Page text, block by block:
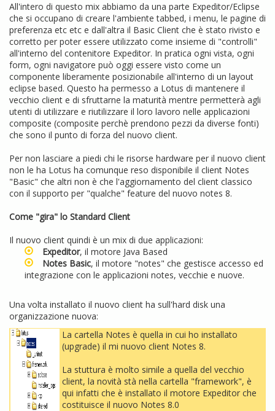
All'intero di questo mix abbiamo da una parte Expeditor/Eclipse
che si occupano di creare l'ambiente tabbed, i menu, le pagine di
preferenza etc etc e dall'altra il Basic Client che è stato rivisto e
corretto per poter essere utilizzato come insieme di "controlli"
all'interno del contenitore Expeditor. In pratica ogni vista, ogni
form, ogni navigatore può oggi essere visto come un
componente liberamente posizionabile all'interno di un layout
eclipse based. Questo ha permesso a Lotus di mantenere il
vecchio client e di sfruttarne la maturità mentre permetterà agli
utenti di utilizzare e riutilizzare il loro lavoro nelle applicazioni
composite (composite perchè prendono pezzi da diverse fonti)
che sono il punto di forza del nuovo client.
Per non lasciare a piedi chi le risorse hardware per il nuovo client
non le ha Lotus ha comunque reso disponibile il client Notes
"Basic" che altri non è che l'aggiornamento del client classico
con il supporto per "qualche" feature del nuovo notes 8.
Come "gira" lo Standard Client
Il nuovo client quindi è un mix di due applicazioni:
Expeditor, il motore Java Based
Notes Basic, il motore "notes" che gestisce accesso ed
integrazione con le applicazioni notes, vecchie e nuove.
Una volta installato il nuovo client ha sull'hard disk una
organizzazione nuova:
La cartella Notes è quella in cui ho installato
(upgrade) il mi nuovo client Notes 8.
La stuttura è molto simile a quella del vecchio
client, la novità stà nella cartella "framework", è
qui infatti che è installato il motore Expeditor che
costituisce il nuovo Notes 8.0